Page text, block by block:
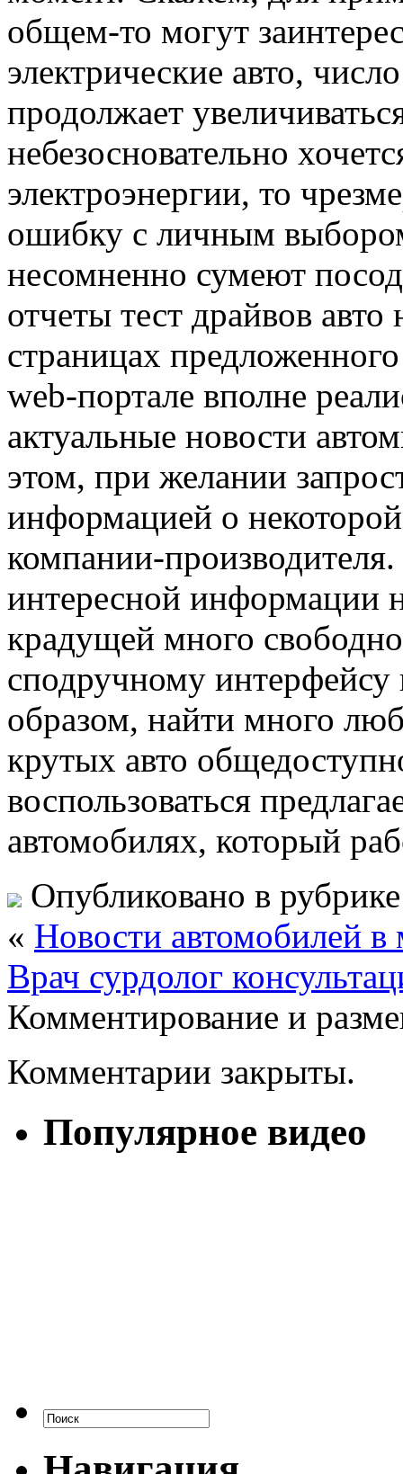
общем-то могут
электрические авто,
продолжает
небезосновательно
электроэнергии, то
ошибку с личным
несомненно сумеют
отчеты тест драйвов
страницах
web-портале вполне
актуальные новости
этом, при желании
информацией о
компании-
интересной информации
крадущей много
сподручному
образом, найти много
крутых авто
воспользоваться
автомобилях, который
Опубликовано в
« Новости автомобилей
Врач сурдолог
Комментирование и
Комментарии закрыты.
Популярное видео